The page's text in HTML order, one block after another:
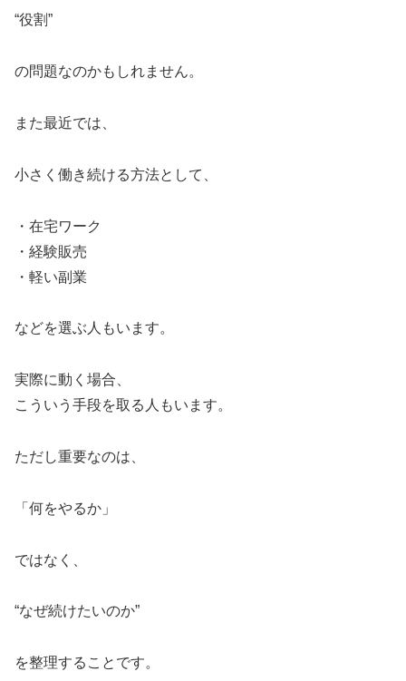
“役割”
の問題なのかもしれません。
また最近では、
小さく働き続ける方法として、
・在宅ワーク
・経験販売
・軽い副業
などを選ぶ人もいます。
実際に動く場合、
こういう手段を取る人もいます。
ただし重要なのは、
「何をやるか」
ではなく、
“なぜ続けたいのか”
を整理することです。